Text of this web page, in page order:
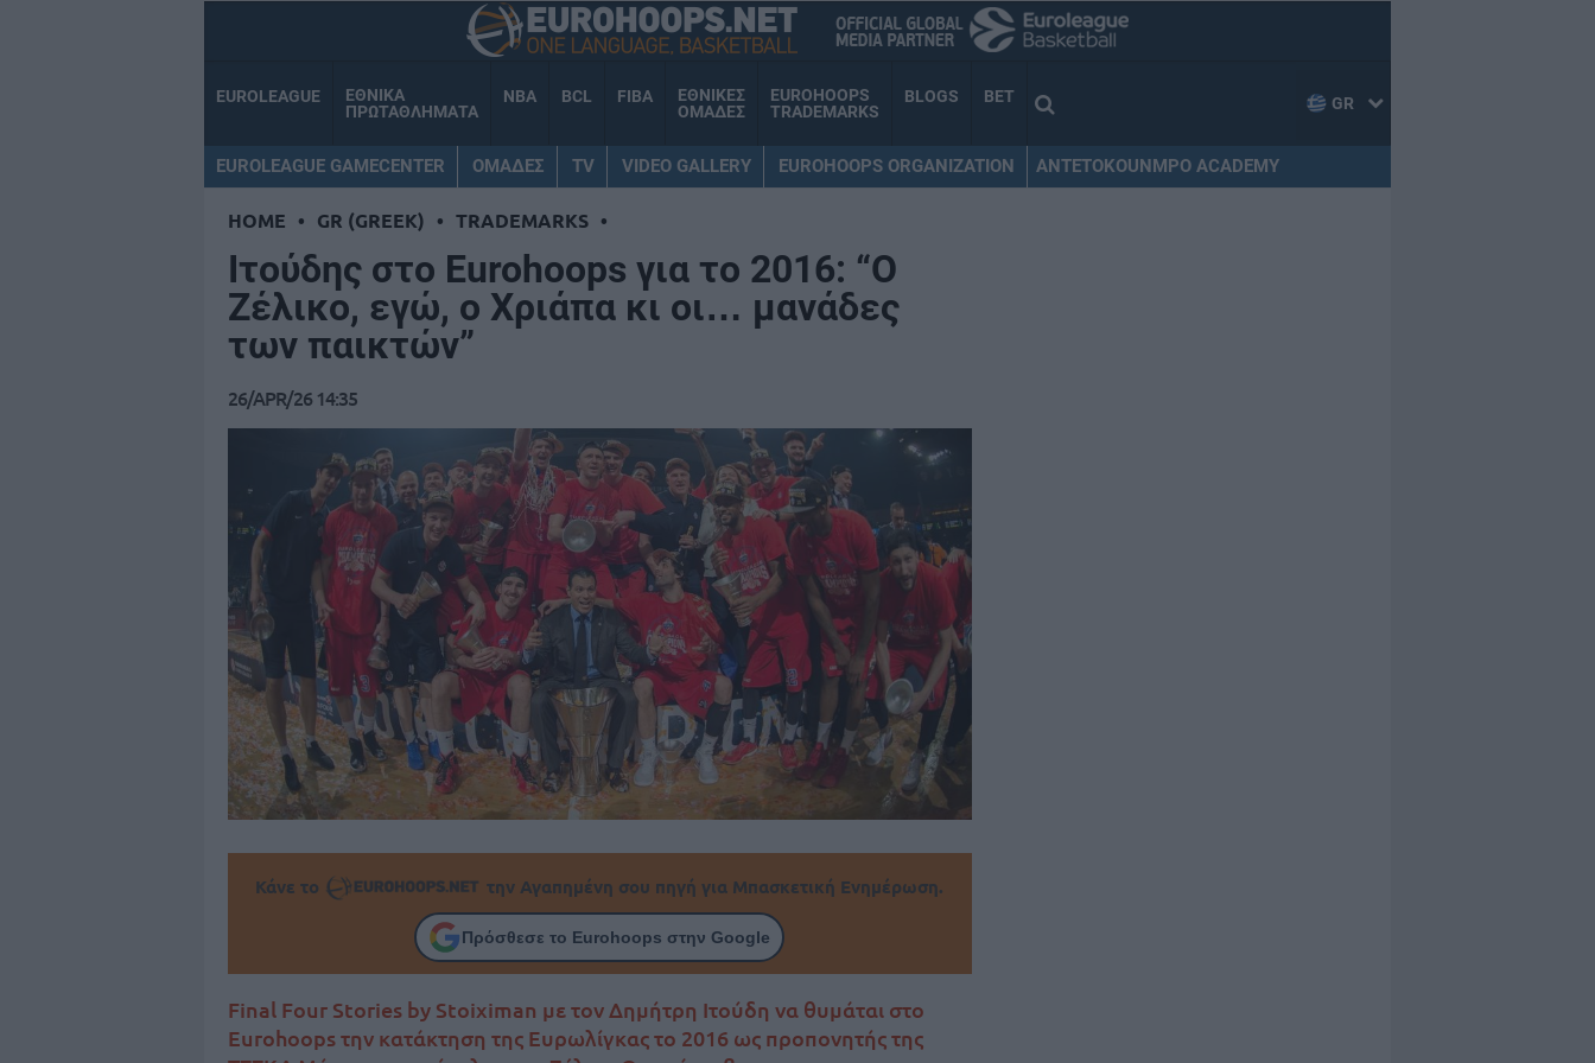
EUROLEAGUE
ΕΘΝΙΚΑ
ΠΡΩΤΑΘΛΗΜΑΤΑ
NBA BCL FIBA
ΕΘΝΙΚΕΣ
ΟΜΑΔΕΣ
EUROHOOPS
TRADEMARKS
BLOGS BET GR
EUROLEAGUE GAMECENTER ΟΜΑΔΕΣ TV VIDEO GALLERY EUROHOOPS ORGANIZATION ANTETOKOUNMPO ACADEMY
HOME • GR (GREEK) • TRADEMARKS •
Ιτούδης στο Eurohoops για το 2016: “Ο
Ζέλικο, εγώ, ο Χριάπα κι οι… μανάδες
των παικτών”
26/APR/26 14:35
Κάνε το την Αγαπημένη σου πηγή για Μπασκετική Ενημέρωση.
Πρόσθεσε το Eurohoops στην Google
Final Four Stories by Stoiximan με τον Δημήτρη Ιτούδη να θυμάται στο
Eurohoops την κατάκτηση της Ευρωλίγκας το 2016 ως προπονητής της